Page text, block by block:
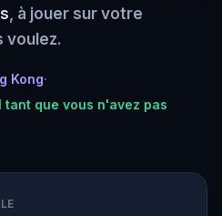
, à jouer sur votre
voulez.
Kong·
que vous n'avez pas